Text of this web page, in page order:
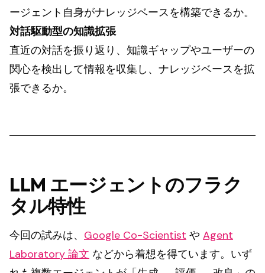
ージェント自身がナレッジベースを構築できるか。
対話駆動型の知識拡張
直近の対話を振り返り、知識ギャップやユーザーの
関心を検出して情報を収集し、ナレッジベースを拡
張できるか。
LLM エージェントのフラク
タル特性
今回の試みは、 Google Co-Scientist や Agent
Laboratory 論文 などから着想を得ています。いず